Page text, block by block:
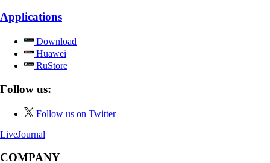
Applications
Download
Huawei
RuStore
Follow us:
Follow us on Twitter
LiveJournal
COMPANY